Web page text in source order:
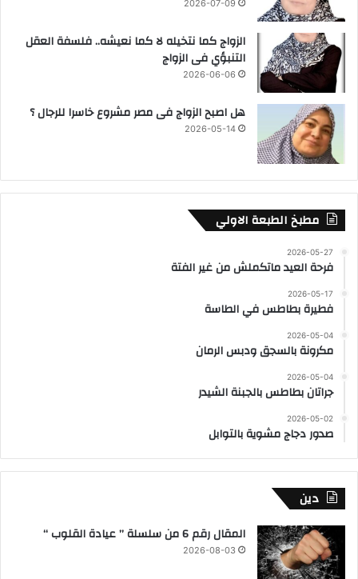
2026-07-09
الزواج كما نتخيله لا كما نعيشه.. فلسفة العقل
التنبؤي فى الزواج
2026-06-06
هل اصبح الزواج فى مصر مشروع خاسرا للرجال ؟
2026-05-14
مطبخ الطبعة الاولي
2026-05-27
فرحة العيد ماتكملش من غير الفتة
2026-05-17
فطيرة بطاطس في الطاسة
2026-05-04
مكرونة بالسجق ودبس الرمان
2026-05-04
جراتان بطاطس بالجبنة الشيدر
2026-05-02
صدور دجاج مشوية بالتوابل
دين
المقال رقم 6 من سلسلة ” عيادة القلوب “
2026-08-03